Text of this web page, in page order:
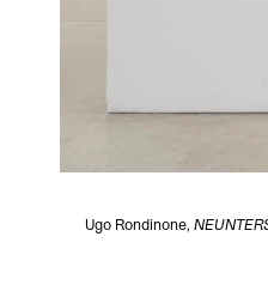
Ugo Rondinone,